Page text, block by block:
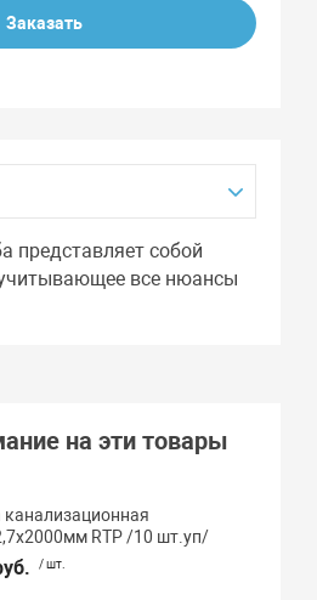
Заказать
представляет собой
все нюансы
на эти товары
канализационная
RTP /10 шт.уп/
/ шт.